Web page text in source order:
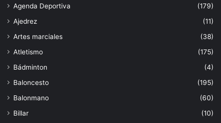
Agenda Deportiva
(179)
Ajedrez
(11)
Artes marciales
(38)
Atletismo
(175)
Bádminton
(4)
Baloncesto
(195)
Balonmano
(60)
Billar
(10)